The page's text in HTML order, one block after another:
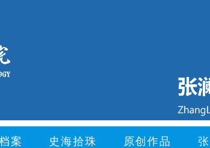
案 史海拾珠 原创作品